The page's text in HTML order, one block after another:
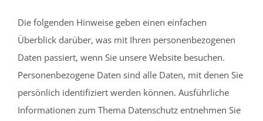
Die folgenden Hinweise geben einen einfachen
Überblick darüber, was mit Ihren personenbezogenen
Daten passiert, wenn Sie unsere Website besuchen.
Personenbezogene Daten sind alle Daten, mit denen Sie
persönlich identifiziert werden können. Ausführliche
Informationen zum Thema Datenschutz entnehmen Sie